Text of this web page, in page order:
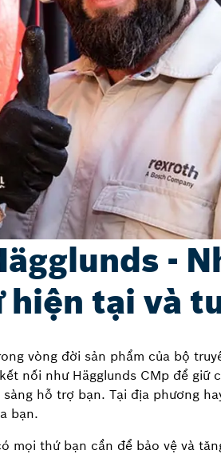
-
hiện tại và
vòng đời sản phẩm của bộ
nối như Hägglunds CMp để
hỗ trợ bạn. Tại địa phương
bạn.
mọi thứ bạn cần để bảo vệ và